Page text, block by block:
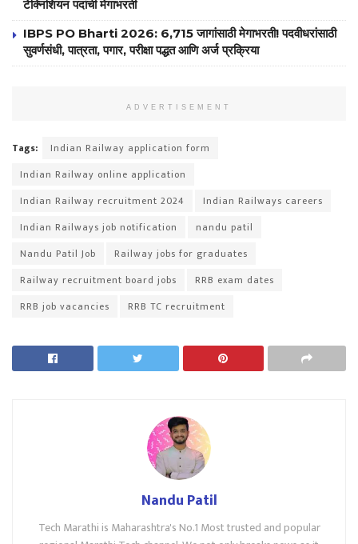
टेक्निशियन पदांची मेगाभरती
IBPS PO Bharti 2026: 6,715 जागांसाठी मेगाभरती! पदवीधरांसाठी
सुवर्णसंधी, पात्रता, पगार, परीक्षा पद्धत आणि अर्ज प्रक्रिया
ADVERTISEMENT
Tags:
Indian Railway application form
Indian Railway online application
Indian Railway recruitment 2024
Indian Railways careers
Indian Railways job notification
nandu patil
Nandu Patil Job
Railway jobs for graduates
Railway recruitment board jobs
RRB exam dates
RRB job vacancies
RRB TC recruitment
Nandu Patil
Tech Marathi is Maharashtra's No.1 Most trusted and popular